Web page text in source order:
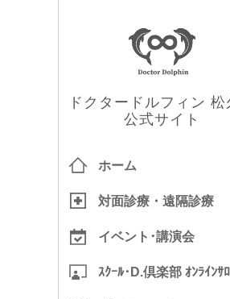
ドクタードルフィン 松
公式サイト
ホーム
対面診療 ・ 遠隔診療
イベント･講演会
ｽｸｰﾙ･ D.倶楽部 ｵﾝﾗｲﾝｻ